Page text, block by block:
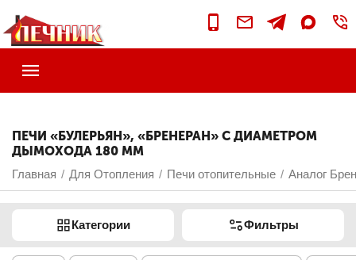
ПЕЧИ «БУЛЕРЬЯН», «БРЕНЕРАН» С ДИАМЕТРОМ
ДЫМОХОДА 180 ММ
Главная / Для Отопления / Печи отопительные / Аналог
Категории Фильтры